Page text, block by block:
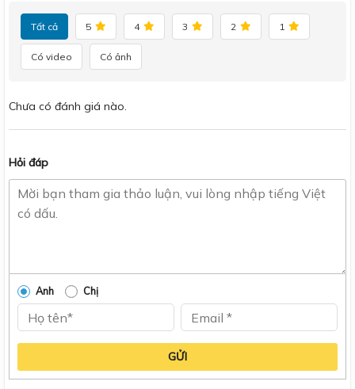
Tất cả 5 4 3 2 1
Có video Có ảnh
Chưa có đánh giá nào.
Hỏi đáp
Anh Chị
GỬI